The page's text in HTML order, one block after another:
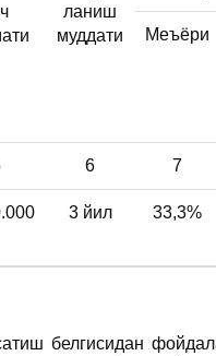
ланиш
муддати
Меъёри
6 7
3 йил 33,3%
белгисидан